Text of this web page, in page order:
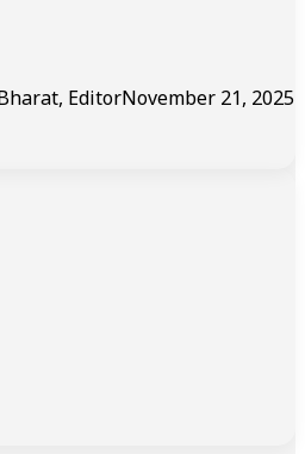
EditorNovember 21, 2025